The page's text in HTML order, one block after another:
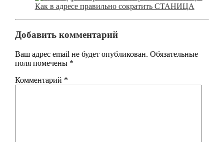
Как в адресе правильно сократить СТАНИЦА
Добавить комментарий
Ваш адрес email не будет опубликован. Обязательные
поля помечены *
Комментарий *